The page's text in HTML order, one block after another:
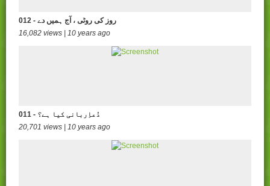
012 - روز کی روٹی ، آج ہمیں دے
16,082 views | 10 years ago
011 - دُعاِربانی کیا ہے؟
20,701 views | 10 years ago